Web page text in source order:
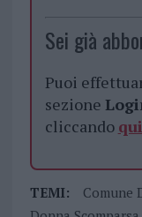
Sei già
Puoi
sezione
cliccando qui
TEMI:
Comune